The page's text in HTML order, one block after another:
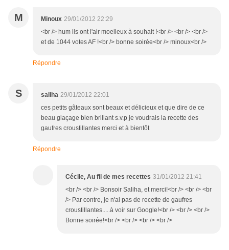
M Minoux 29/01/2012 22:29
<br /> hum ils ont l'air moelleux à souhait !<br /> <br /> <br />
et de 1044 votes AF !<br /> bonne soirée<br /> minoux<br />
Répondre
S saliha 29/01/2012 22:01
ces petits gâteaux sont beaux et délicieux et que dire de ce
beau glaçage bien brillant s.v.p je voudrais la recette des
gaufres croustillantes merci et à bientôt
Répondre
Cécile, Au fil de mes recettes 31/01/2012 21:41
<br /> <br /> Bonsoir Saliha, et merci!<br /> <br /> <br
/> Par contre, je n'ai pas de recette de gaufres
croustillantes.....à voir sur Google!<br /> <br /> <br />
Bonne soirée!<br /> <br /> <br /> <br />